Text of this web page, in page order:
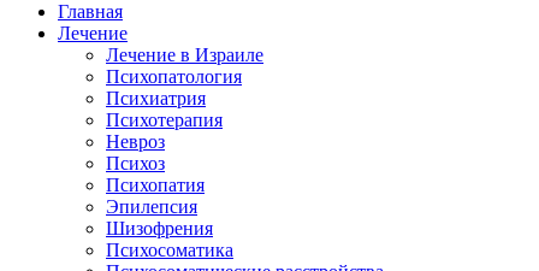
Главная
Лечение
Лечение в Израиле
Психопатология
Психиатрия
Психотерапия
Невроз
Психоз
Психопатия
Эпилепсия
Шизофрения
Психосоматика